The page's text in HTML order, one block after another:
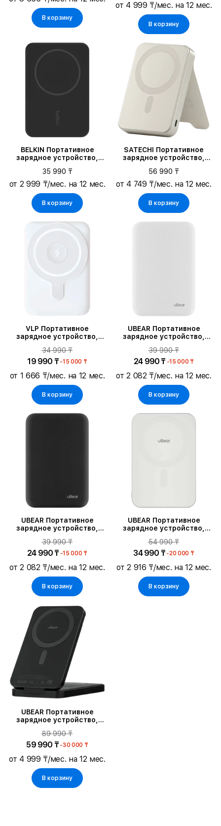
В корзину
от 4 999 ₸/мес. на 12 мес.
В корзину
BELKIN Портативное
зарядное устройство,
35 990 ₸
от 2 999 ₸/мес. на 12 мес.
В корзину
SATECHI Портативное
зарядное устройство,
56 990 ₸
от 4 749 ₸/мес. на 12 мес.
В корзину
VLP Портативное
зарядное устройство,
34 990 ₸
19 990 ₸ -15 000 ₸
от 1 666 ₸/мес. на 12 мес.
В корзину
UBEAR Портативное
зарядное устройство,
39 990 ₸
24 990 ₸ -15 000 ₸
от 2 082 ₸/мес. на 12 мес.
В корзину
UBEAR Портативное
зарядное устройство,
39 990 ₸
24 990 ₸ -15 000 ₸
от 2 082 ₸/мес. на 12 мес.
В корзину
UBEAR Портативное
зарядное устройство,
54 990 ₸
34 990 ₸ -20 000 ₸
от 2 916 ₸/мес. на 12 мес.
В корзину
UBEAR Портативное
зарядное устройство,
89 990 ₸
59 990 ₸ -30 000 ₸
от 4 999 ₸/мес. на 12 мес.
В корзину